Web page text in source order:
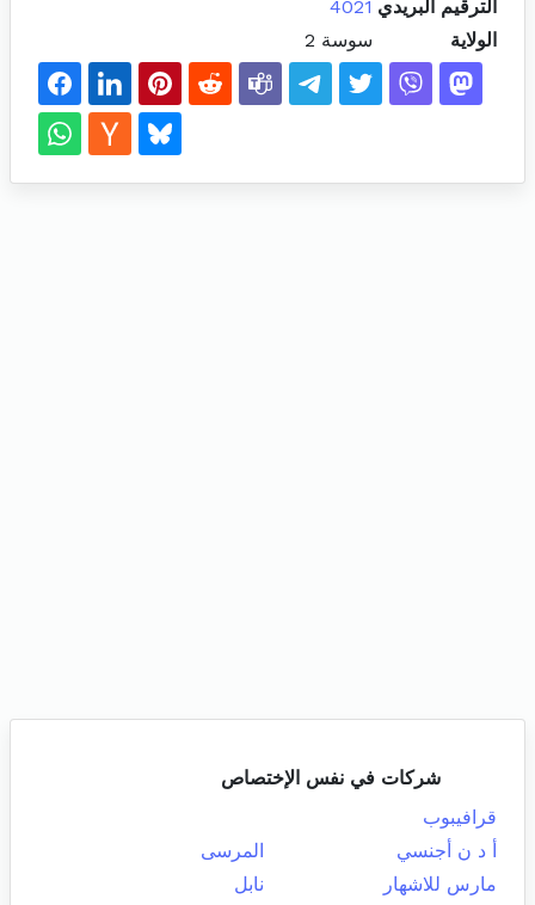
الترقيم البريدي 4021
الولاية
سوسة 2
شركات في نفس الإختصاص
قرافيبوب
أ د ن أجنسي
المرسى
مارس للاشهار
نابل